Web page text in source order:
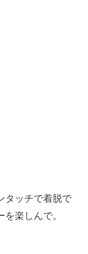
タッチで着脱で
楽しんで。